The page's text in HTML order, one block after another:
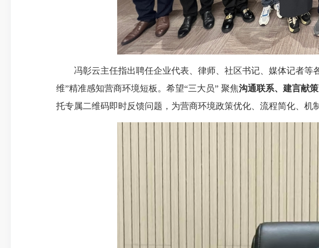
冯彰云主任指出聘任企业代表、律师、社区书记、媒体记者等
维”精准感知营商环境短板。希望“三大员” 聚焦沟通联系、建言献
托专属二维码即时反馈问题，为营商环境政策优化、流程简化、机